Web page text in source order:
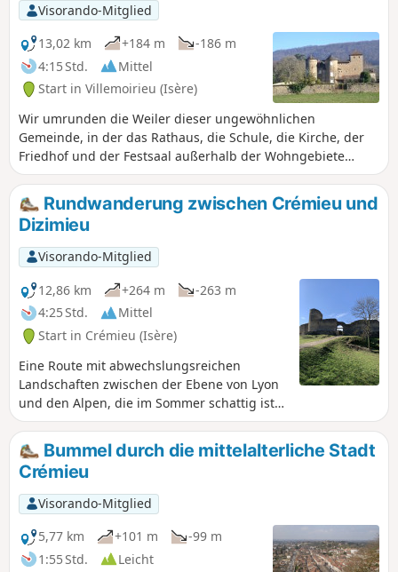
Visorando-Mitglied
13,02 km
+184 m
-186 m
4:15 Std.
Mittel
Start in Villemoirieu (Isère)
Wir umrunden die Weiler dieser ungewöhnlichen
Gemeinde, in der das Rathaus, die Schule, die Kirche, der
Friedhof und der Festsaal außerhalb der Wohngebiete
liegen. Wir entdecken einige Schlösser, einen Brotbackofen
und Panoramablicke auf die Ebene des Ain.
Rundwanderung zwischen Crémieu und
Dizimieu
Visorando-Mitglied
12,86 km
+264 m
-263 m
4:25 Std.
Mittel
Start in Crémieu (Isère)
Eine Route mit abwechslungsreichen
Landschaften zwischen der Ebene von Lyon
und den Alpen, die im Sommer schattig ist
und einen Blick auf die Alpen bietet.
Bummel durch die mittelalterliche Stadt
Crémieu
Visorando-Mitglied
5,77 km
+101 m
-99 m
1:55 Std.
Leicht